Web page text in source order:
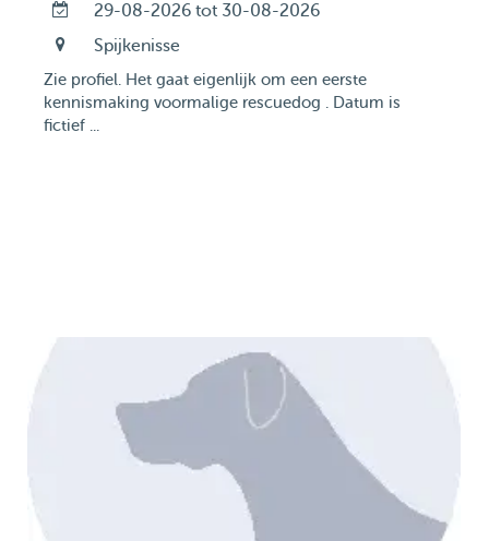
29-08-2026 tot 30-08-2026
Spijkenisse
Zie profiel. Het gaat eigenlijk om een eerste
kennismaking voormalige rescuedog . Datum is
fictief ...